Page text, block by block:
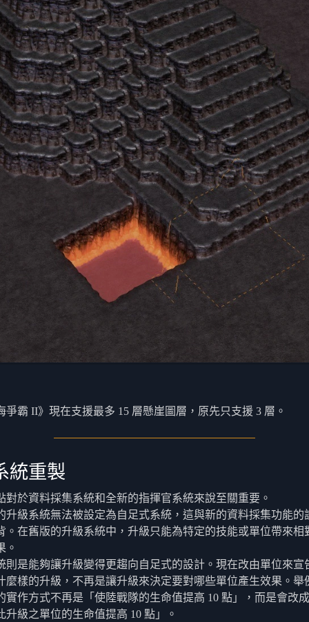
爭霸 II》現在支援最多 15 層懸崖圖層，原先只支援 3 層。
統重製
對於資料採集系統和全新的指揮官系統來說至關重要。
升級系統無法被設定為自足式系統，這與新的資料採集功能的
。在舊版的升級系統中，升級只能為特定的技能或單位帶來相
。
則是能夠讓升級變得更趨向自足式的設計。現在改由單位來宣
麼樣的升級，不再是讓升級來決定要對哪些單位產生效果。舉
實作方式不再是「使陸戰隊的生命值提高 10 點」，而是會改
升級之單位的生命值提高 10 點」。